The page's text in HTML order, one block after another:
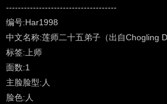
1、努•桑吉益西
2、甲瓦确扬尊者
3、南卡酿波尊者
4、涅大译师智童尊者
5、空行主尊益西措嘉佛母
6、华吉益西尊者
-------------------------------------
编号:Har1998
中文名称:莲师二十五弟子（出自Chogling
标签:上师
面数:1
主脸脸型:人
脸色:人